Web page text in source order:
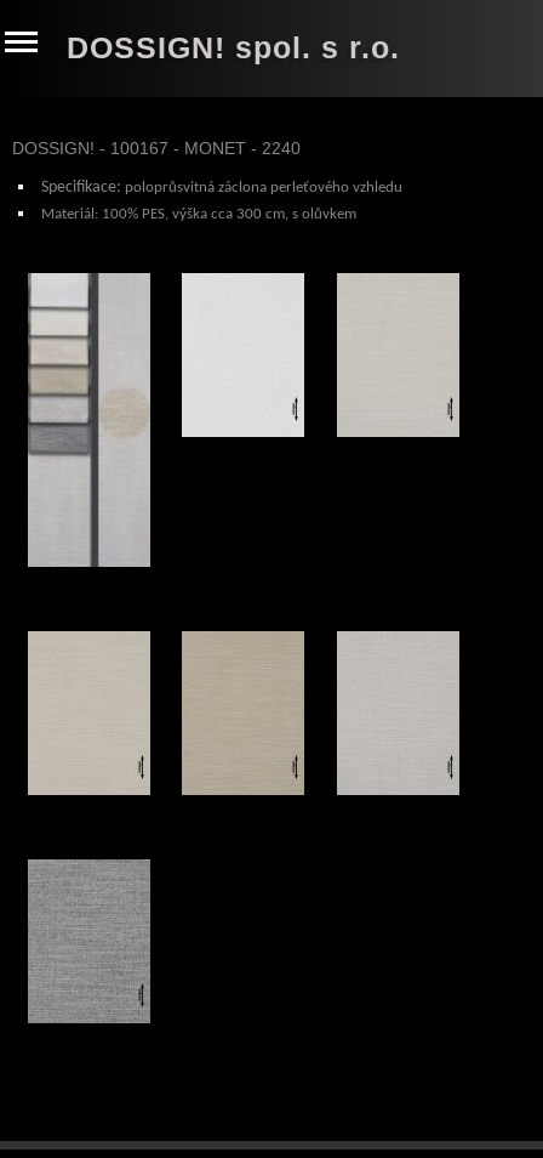
DOSSIGN! spol. s r.o.
DOSSIGN! - 100167 - MONET - 2240
Specifikace: poloprůsvitná záclona perleťového vzhledu
Materiál: 100% PES, výška cca 300 cm, s olůvkem